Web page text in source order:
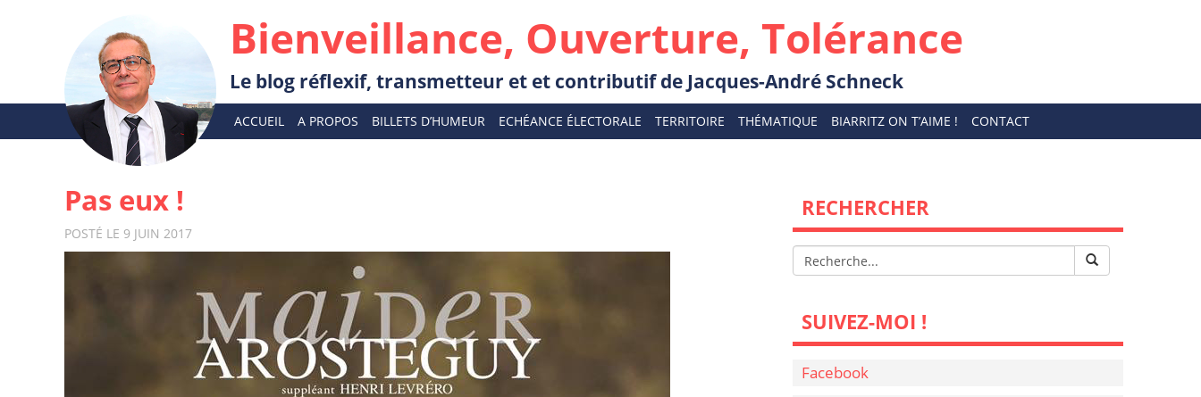
Bienveillance, Ouverture, Tolérance
Le blog réflexif, transmetteur et et contributif de Jacques-André Schneck
ACCUEIL A PROPOS BILLETS D’HUMEUR ECHÉANCE ÉLECTORALE TERRITOIRE THÉMATIQUE BIARRITZ ON T’AIME ! CONTACT
Pas eux !
POSTÉ LE 9 JUIN 2017
RECHERCHER
SUIVEZ-MOI !
Facebook